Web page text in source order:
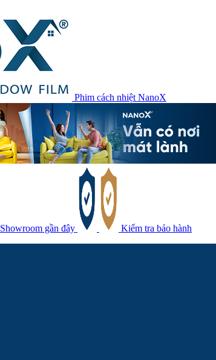
Phim cách nhiệt NanoX
Showroom gần đây
Kiểm tra bảo hành